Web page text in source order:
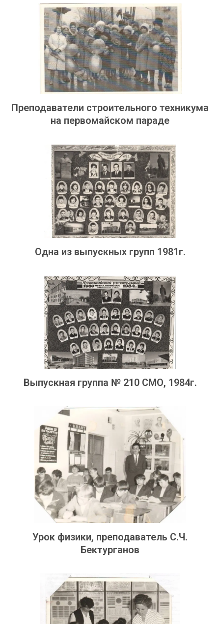
Преподаватели строительного техникума
на первомайском параде
Одна из выпускных групп 1981г.
Выпускная группа № 210 СМО, 1984г.
Урок физики, преподаватель С.Ч.
Бектурганов